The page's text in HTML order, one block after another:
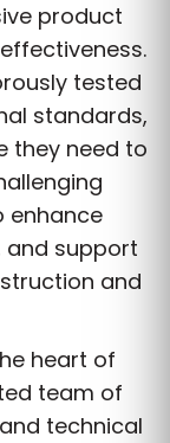
product
tested
standards,
they need to
enhance
and support
and
heart of
team of
technical